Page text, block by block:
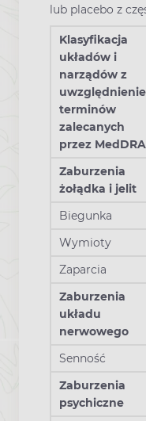
lub placebo z
Klasyfikacja
układów i
narządów z
terminów
zalecanych
przez MedDRA
Zaburzenia
żołądka i jelit
Biegunka
Wymioty
Zaparcia
Zaburzenia
układu
nerwowego
Senność
Zaburzenia
psychiczne